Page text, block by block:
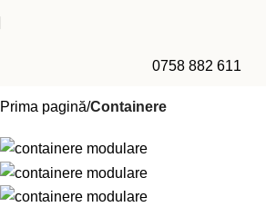
0758 882 611
Prima pagină Containere